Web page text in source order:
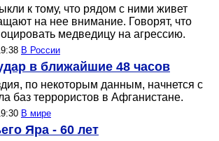
к тому, что рядом с ними живет
на нее внимание. Говорят, что
медведицу на агрессию.
В России
в ближайшие 48 часов
по некоторым данным, начнется с
баз террористов в Афганистане.
В мире
Яра - 60 лет